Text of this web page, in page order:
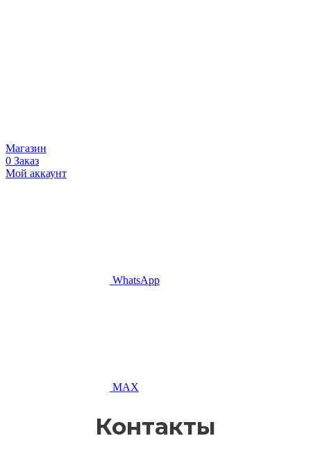
Магазин
0 Заказ
Мой аккаунт
WhatsApp
MAX
Контакты